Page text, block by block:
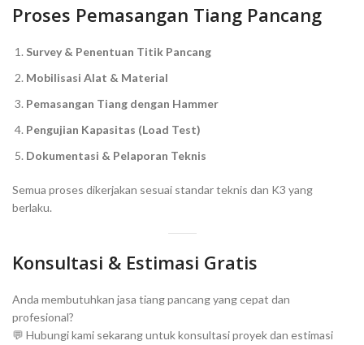
Proses Pemasangan Tiang Pancang
Survey & Penentuan Titik Pancang
Mobilisasi Alat & Material
Pemasangan Tiang dengan Hammer
Pengujian Kapasitas (Load Test)
Dokumentasi & Pelaporan Teknis
Semua proses dikerjakan sesuai standar teknis dan K3 yang
berlaku.
Konsultasi & Estimasi Gratis
Anda membutuhkan jasa tiang pancang yang cepat dan
profesional?
💬 Hubungi kami sekarang untuk konsultasi proyek dan estimasi